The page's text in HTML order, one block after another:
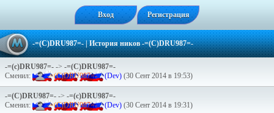
Вход Регистрация
-=(C)DRU987=-| История ников -=(C)DRU987=-
-=(c)DRU987=- -> -=(C)DRU987=-
Сменил:
-=(C)DRU987=- (Dev) (30 Сент 2014 в 19:53)
-=(C)DRU987=- -> -=(c)DRU987=-
Сменил:
-=(C)DRU987=- (Dev) (30 Сент 2014 в 19:31)